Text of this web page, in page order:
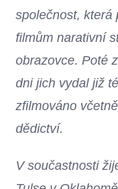
společnost, která
filmům narativní
obrazovce. Poté
dni jich vydal již
zfilmováno
dědictví.
V součastnosti